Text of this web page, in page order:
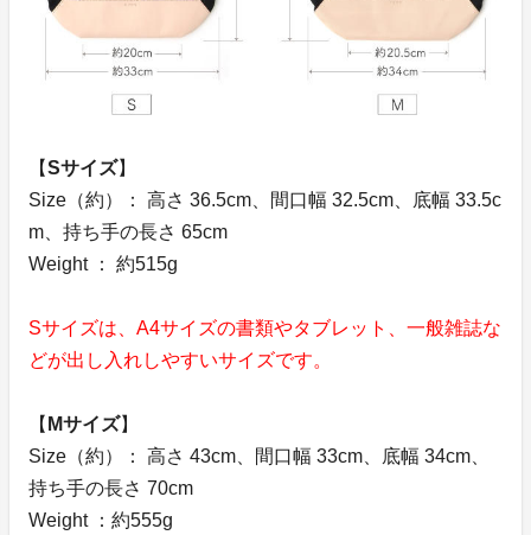
【Sサイズ】
Size（約）： 高さ 36.5cm、間口幅 32.5cm、底幅 33.5c
m、持ち手の長さ 65cm
Weight ： 約515g
Sサイズは、A4サイズの書類やタブレット、一般雑誌な
どが出し入れしやすいサイズです。
【 Mサイズ】
Size（約）： 高さ 43cm、間口幅 33cm、底幅 34cm、
持ち手の長さ 70cm
Weight ：約555g